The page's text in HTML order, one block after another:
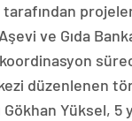
ve Gıda
düzenlenen
Yüksel, 5